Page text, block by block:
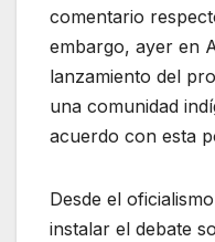
comentario
embargo, ayer en
lanzamiento del
una comunidad
acuerdo con esta
Desde el
instalar el debate